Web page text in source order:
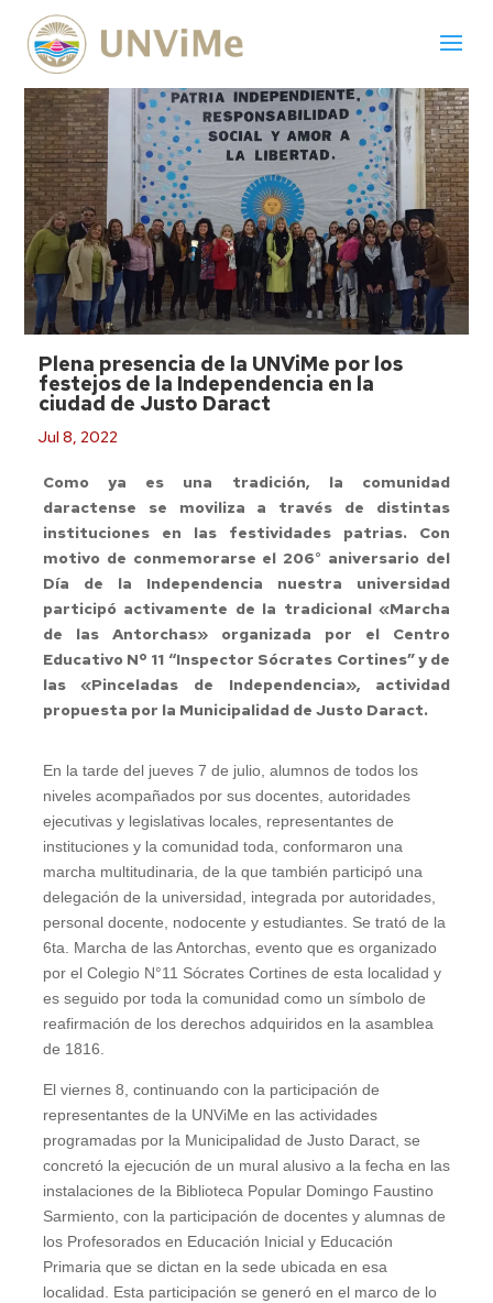
Plena presencia de la UNViMe por los
festejos de la Independencia en la
ciudad de Justo Daract
Jul 8, 2022
Como ya es una tradición, la comunidad
daractense se moviliza a través de distintas
instituciones en las festividades patrias. Con
motivo de conmemorarse el 206° aniversario del
Día de la Independencia nuestra universidad
participó activamente de la tradicional «Marcha
de las Antorchas» organizada por el Centro
Educativo Nº 11 “Inspector Sócrates Cortines” y de
las «Pinceladas de Independencia», actividad
propuesta por la Municipalidad de Justo Daract.
En la tarde del jueves 7 de julio, alumnos de todos los
niveles acompañados por sus docentes, autoridades
ejecutivas y legislativas locales, representantes de
instituciones y la comunidad toda, conformaron una
marcha multitudinaria, de la que también participó una
delegación de la universidad, integrada por autoridades,
personal docente, nodocente y estudiantes. Se trató de la
6ta. Marcha de las Antorchas, evento que es organizado
por el Colegio N°11 Sócrates Cortines de esta localidad y
es seguido por toda la comunidad como un símbolo de
reafirmación de los derechos adquiridos en la asamblea
de 1816.
El viernes 8, continuando con la participación de
representantes de la UNViMe en las actividades
programadas por la Municipalidad de Justo Daract, se
concretó la ejecución de un mural alusivo a la fecha en las
instalaciones de la Biblioteca Popular Domingo Faustino
Sarmiento, con la participación de docentes y alumnas de
los Profesorados en Educación Inicial y Educación
Primaria que se dictan en la sede ubicada en esa
localidad. Esta participación se generó en el marco de lo